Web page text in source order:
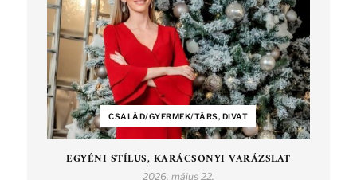
CSALÁD/GYERMEK/TÁRS, DIVAT
EGYÉNI STÍLUS, KARÁCSONYI VARÁZSLAT
2026. május 22.